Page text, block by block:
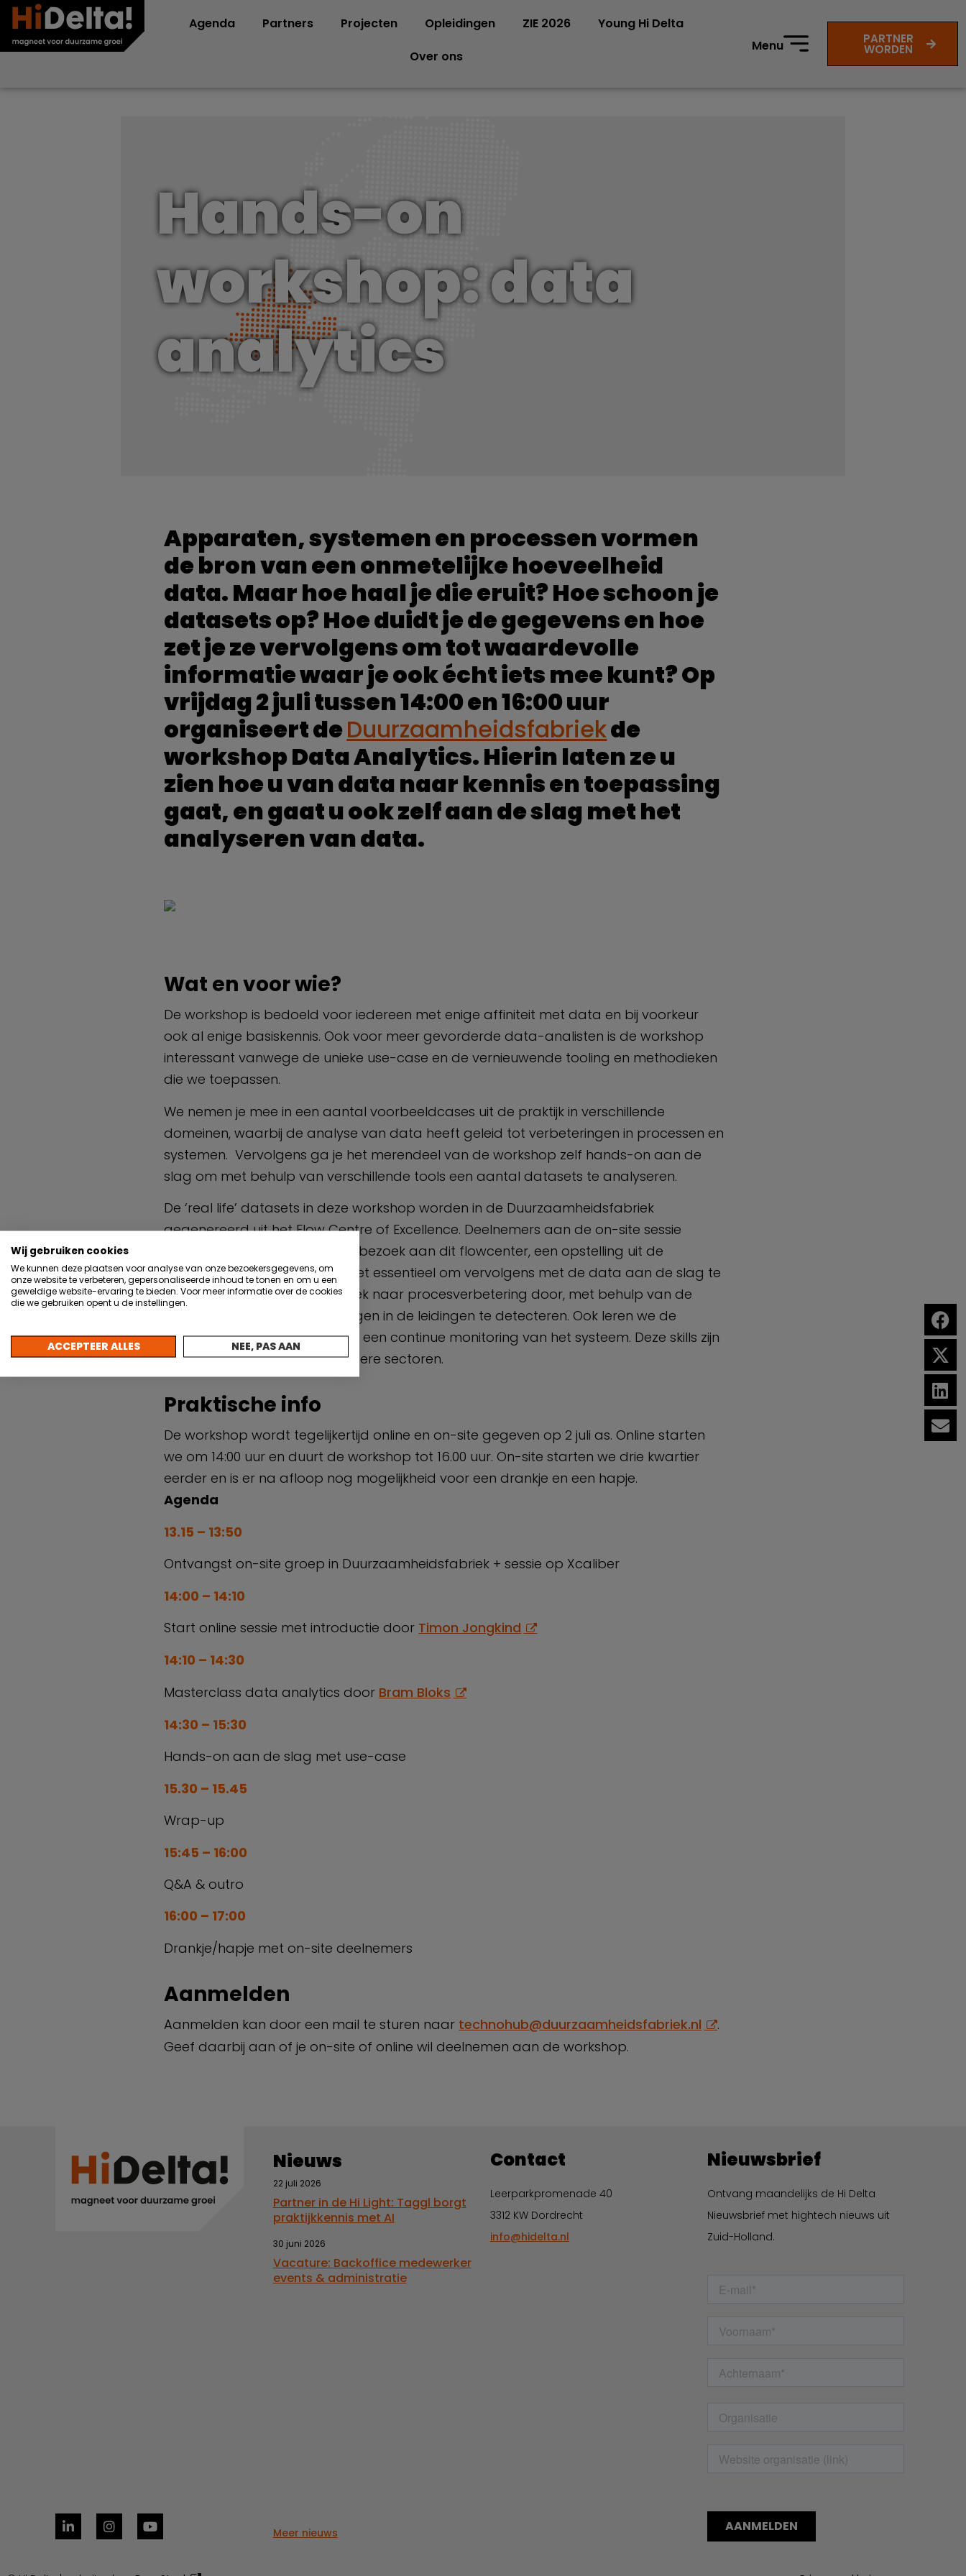
Agenda Partners Projecten Opleidingen ZIE 2026
Young Hi Delta
Over ons
Menu PARTNER
WORDEN
Hands-on
workshop: data
analytics
Apparaten, systemen en processen vormen
de bron van een onmetelijke hoeveelheid
data. Maar hoe haal je die eruit? Hoe schoon je
datasets op? Hoe duidt je de gegevens en hoe
zet je ze vervolgens om tot waardevolle
informatie waar je ook écht iets mee kunt? Op
vrijdag 2 juli tussen 14:00 en 16:00 uur
organiseert deDuurzaamheidsfabriekde
workshop Data Analytics. Hierin laten ze u
zien hoe u van data naar kennis en toepassing
gaat, en gaat u ook zelf aan de slag met het
analyseren van data.
Wat en voor wie?
De workshop is bedoeld voor iedereen met enige affiniteit met data en bij voorkeur
ook al enige basiskennis. Ook voor meer gevorderde data-analisten is de workshop
interessant vanwege de unieke use-case en de vernieuwende tooling en methodieken
die we toepassen.
We nemen je mee in een aantal voorbeeldcases uit de praktijk in verschillende
domeinen, waarbij de analyse van data heeft geleid tot verbeteringen in processen en
systemen. Vervolgens ga je het merendeel van de workshop zelf hands-on aan de
slag om met behulp van verschillende tools een aantal datasets te analyseren.
De ‘real life’ datasets in deze workshop worden in de Duurzaamheidsfabriek
gegenereerd uit het Flow Centre of Excellence. Deelnemers aan de on-site sessie
starten de workshop met een bezoek aan dit flowcenter, een opstelling uit de
procesindustrie. Dit is echter niet essentieel om vervolgens met de data aan de slag te
gaan. Daarbij gaan we op zoek naar procesverbetering door, met behulp van de
data, vervuiling en verstoppingen in de leidingen te detecteren. Ook leren we de
analyses te automatiseren tot een continue monitoring van het systeem. Deze skills zijn
breed toepasbaar, ook in andere sectoren.
Praktische info
De workshop wordt tegelijkertijd online en on-site gegeven op 2 juli as. Online starten
we om 14:00 uur en duurt de workshop tot 16.00 uur. On-site starten we drie kwartier
eerder en is er na afloop nog mogelijkheid voor een drankje en een hapje.
Agenda
13.15 – 13:50
Ontvangst on-site groep in Duurzaamheidsfabriek + sessie op Xcaliber
14:00 – 14:10
Start online sessie met introductie door Timon Jongkind
14:10 – 14:30
Masterclass data analytics door Bram Bloks
14:30 – 15:30
Hands-on aan de slag met use-case
15.30 – 15.45
Wrap-up
15:45 – 16:00
Q&A & outro
16:00 – 17:00
Drankje/hapje met on-site deelnemers
Aanmelden
Aanmelden kan door een mail te sturen naar technohub@duurzaamheidsfabriek.nl
.
Geef daarbij aan of je on-site of online wil deelnemen aan de workshop.
Nieuws
22 juli 2026
Partner in de Hi Light: Taggl borgt
praktijkkennis met AI
30 juni 2026
Vacature: Backoffice medewerker
events & administratie
Meer nieuws
Contact
Leerparkpromenade 40
3312 KW Dordrecht
info@hidelta.nl
Nieuwsbrief
Ontvang maandelijks de Hi Delta
Nieuwsbrief met hightech nieuws uit
Zuid-Holland.
Wij gebruiken cookies
We kunnen deze plaatsen voor analyse van onze bezoekersgegevens, om
onze website te verbeteren, gepersonaliseerde inhoud te tonen en om u een
geweldige website-ervaring te bieden. Voor meer informatie over de cookies
die we gebruiken opent u de instellingen.
ACCEPTEER ALLES NEE, PAS AAN